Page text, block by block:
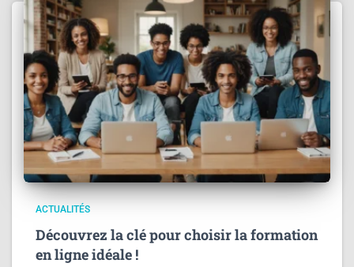
ACTUALITÉS
Découvrez la clé pour choisir la formation
en ligne idéale !